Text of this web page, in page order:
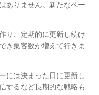
ありません。新たなペー
り、定期的に更新し続け
き集客数が増えて行きま
には決まった日に更新し
するなど長期的な戦略も